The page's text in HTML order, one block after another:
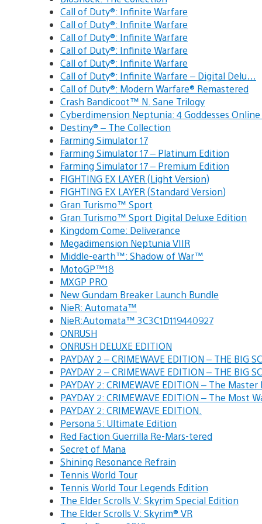
Call of Duty®: Infinite Warfare
Call of Duty®: Infinite Warfare
Call of Duty®: Infinite Warfare
Call of Duty®: Infinite Warfare
Call of Duty®: Infinite Warfare
Call of Duty®: Infinite Warfare – Digital Delu…
Call of Duty®: Modern Warfare® Remastered
Crash Bandicoot™ N. Sane Trilogy
Cyberdimension Neptunia: 4 Goddesses
Destiny® – The Collection
Farming Simulator 17
Farming Simulator 17 – Platinum Edition
Farming Simulator 17 – Premium Edition
FIGHTING EX LAYER (Light Version)
FIGHTING EX LAYER (Standard Version)
Gran Turismo™ Sport
Gran Turismo™ Sport Digital Deluxe Edition
Kingdom Come: Deliverance
Megadimension Neptunia VIIR
Middle-earth™: Shadow of War™
MotoGP™18
MXGP PRO
New Gundam Breaker Launch Bundle
NieR: Automata™
NieR:Automata™ 3C3C1D119440927
ONRUSH
ONRUSH DELUXE EDITION
PAYDAY 2 – CRIMEWAVE EDITION – THE BIG
PAYDAY 2 – CRIMEWAVE EDITION – THE BIG
PAYDAY 2: CRIMEWAVE EDITION – The Master
PAYDAY 2: CRIMEWAVE EDITION – The Most
PAYDAY 2: CRIMEWAVE EDITION.
Persona 5: Ultimate Edition
Red Faction Guerrilla Re-Mars-tered
Secret of Mana
Shining Resonance Refrain
Tennis World Tour
Tennis World Tour Legends Edition
The Elder Scrolls V: Skyrim Special Edition
The Elder Scrolls V: Skyrim® VR